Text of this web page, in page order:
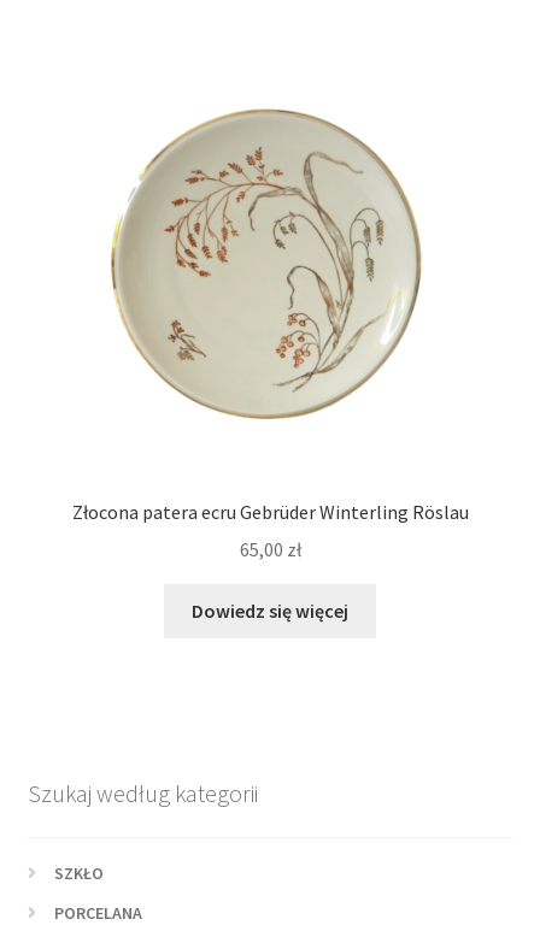
Złocona patera ecru Gebrüder Winterling Röslau
65,00 zł
Dowiedz się więcej
Szukaj według kategorii
SZKŁO
PORCELANA